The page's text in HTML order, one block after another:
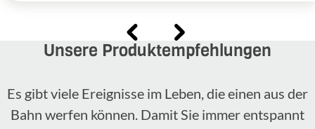
Unsere Produktempfehlungen
Es gibt viele Ereignisse im Leben, die einen aus der
Bahn werfen können. Damit Sie immer entspannt